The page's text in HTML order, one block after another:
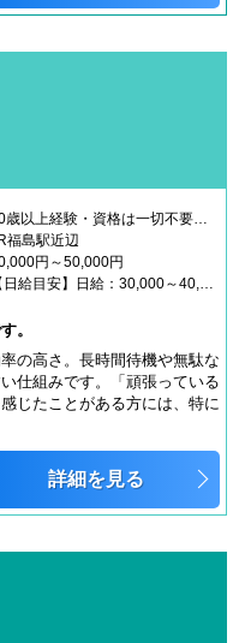
福島駅近辺
円～50,000円
。
の高さ。長時間待機や無駄な
仕組みです。「頑張っている
じたことがある方には、特に
詳細を見る